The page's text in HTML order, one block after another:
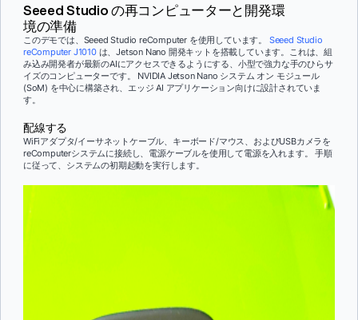
Seeed Studio の再コンピューターと開発環
境の準備
このデモでは、Seeed Studio reComputer を使用しています。 Seeed Studio
reComputer J1010は、Jetson Nano 開発キットを搭載しています。これは、組
み込み開発者が最新のAIにアクセスできるようにする、小型で強力な手のひらサ
イズのコンピューターです。 NVIDIA Jetson Nano システム オン モジュール
(SoM) を中心に構築され、エッジ AI アプリケーション向けに設計されていま
す。
配線する
WiFiアダプタ/イーサネットケーブル、キーボード/マウス、およびUSBカメラを
reComputerシステムに接続し、電源ケーブルを使用して電源を入れます。 手順
に従って、システムの初期起動を実行します。